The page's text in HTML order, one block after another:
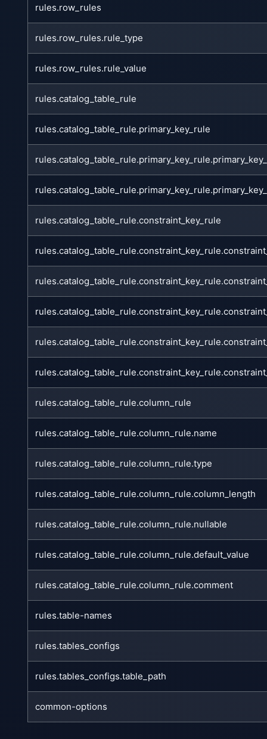
rules.row_rules
rules.row_rules.rule_type
rules.row_rules.rule_value
rules.catalog_table_rule
rules.catalog_table_rule.primary_key_rule
rules.catalog_table_rule.constraint_key_rule
rules.catalog_table_rule.column_rule
rules.catalog_table_rule.column_rule.name
rules.catalog_table_rule.column_rule.type
rules.catalog_table_rule.column_rule.column_length
rules.catalog_table_rule.column_rule.nullable
rules.catalog_table_rule.column_rule.default_value
rules.catalog_table_rule.column_rule.comment
rules.table-names
rules.tables_configs
rules.tables_configs.table_path
common-options